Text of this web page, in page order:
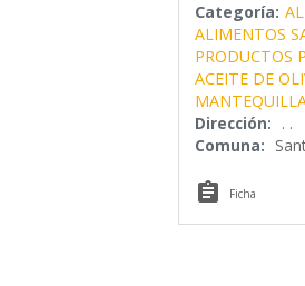
Categoría:
ALIMENTOS
PRODUCTOS
ACEITE DE
Dirección: . .
Comuna:
 Ficha